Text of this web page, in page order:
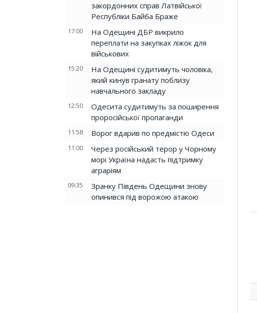
закордонних справ Латвійської
Республіки Байба Браже
17:00
На Одещині ДБР викрило
переплати на закупках ліжок для
військових
15:20
На Одещині судитимуть чоловіка,
який кинув гранату поблизу
навчального закладу
12:50
Одесита судитимуть за поширення
проросійської пропаганди
11:58 Ворог вдарив по предмістю Одеси
11:00
Через російський терор у Чорному
морі Україна надасть підтримку
аграріям
09:35
Зранку Південь Одещини знову
опинився під ворожою атакою